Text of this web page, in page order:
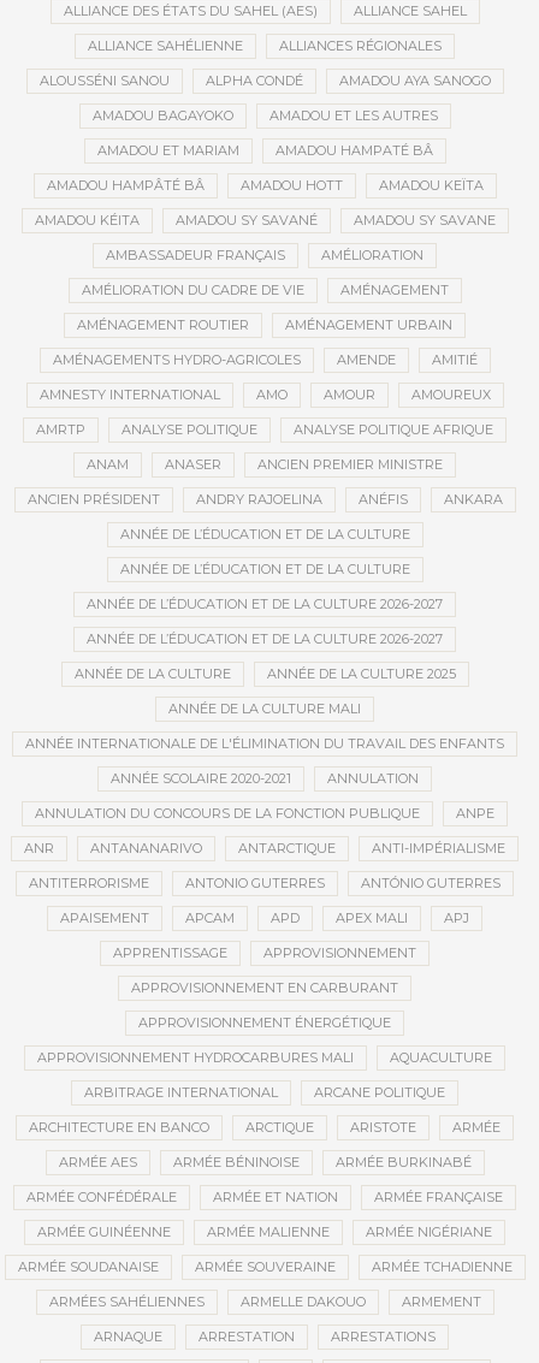
ALLIANCE DES ÉTATS DU SAHEL (AES) ALLIANCE SAHEL
ALLIANCE SAHÉLIENNE ALLIANCES RÉGIONALES
ALOUSSÉNI SANOU ALPHA CONDÉ AMADOU AYA SANOGO
AMADOU BAGAYOKO AMADOU ET LES AUTRES
AMADOU ET MARIAM AMADOU HAMPATÉ BÂ
AMADOU HAMPÂTÉ BÂ AMADOU HOTT AMADOU KEÏTA
AMADOU KÉITA AMADOU SY SAVANÉ AMADOU SY SAVANE
AMBASSADEUR FRANÇAIS AMÉLIORATION
AMÉLIORATION DU CADRE DE VIE AMÉNAGEMENT
AMÉNAGEMENT ROUTIER AMÉNAGEMENT URBAIN
AMÉNAGEMENTS HYDRO-AGRICOLES AMENDE AMITIÉ
AMNESTY INTERNATIONAL AMO AMOUR AMOUREUX
AMRTP ANALYSE POLITIQUE ANALYSE POLITIQUE AFRIQUE
ANAM ANASER ANCIEN PREMIER MINISTRE
ANCIEN PRÉSIDENT ANDRY RAJOELINA ANÉFIS ANKARA
ANNÉE DE L’ÉDUCATION ET DE LA CULTURE
ANNÉE DE L’ÉDUCATION ET DE LA CULTURE
ANNÉE DE L’ÉDUCATION ET DE LA CULTURE 2026-2027
ANNÉE DE L’ÉDUCATION ET DE LA CULTURE 2026-2027
ANNÉE DE LA CULTURE ANNÉE DE LA CULTURE 2025
ANNÉE DE LA CULTURE MALI
ANNÉE INTERNATIONALE DE L'ÉLIMINATION DU TRAVAIL DES ENFANTS
ANNÉE SCOLAIRE 2020-2021 ANNULATION
ANNULATION DU CONCOURS DE LA FONCTION PUBLIQUE ANPE
ANR ANTANANARIVO ANTARCTIQUE ANTI-IMPÉRIALISME
ANTITERRORISME ANTONIO GUTERRES ANTÓNIO GUTERRES
APAISEMENT APCAM APD APEX MALI APJ
APPRENTISSAGE APPROVISIONNEMENT
APPROVISIONNEMENT EN CARBURANT
APPROVISIONNEMENT ÉNERGÉTIQUE
APPROVISIONNEMENT HYDROCARBURES MALI AQUACULTURE
ARBITRAGE INTERNATIONAL ARCANE POLITIQUE
ARCHITECTURE EN BANCO ARCTIQUE ARISTOTE ARMÉE
ARMÉE AES ARMÉE BÉNINOISE ARMÉE BURKINABÉ
ARMÉE CONFÉDÉRALE ARMÉE ET NATION ARMÉE FRANÇAISE
ARMÉE GUINÉENNE ARMÉE MALIENNE ARMÉE NIGÉRIANE
ARMÉE SOUDANAISE ARMÉE SOUVERAINE ARMÉE TCHADIENNE
ARMÉES SAHÉLIENNES ARMELLE DAKOUO ARMEMENT
ARNAQUE ARRESTATION ARRESTATIONS